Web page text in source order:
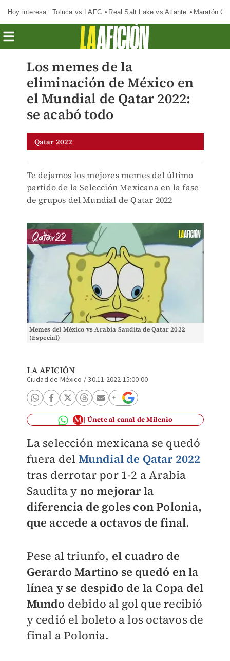
Hoy interesa: Toluca vs LAFC Real Salt Lake vs Atlante Maratón
Los memes de la
eliminación de México en
el Mundial de Qatar 2022:
se acabó todo
Qatar 2022
Te dejamos los mejores memes del último
partido de la Selección Mexicana en la fase
de grupos del Mundial de Qatar 2022
Memes del México vs Arabia Saudita de Qatar 2022
(Especial)
LA AFICIÓN
Ciudad de México /30.11.2022 15:00:00
Únete al canal de Milenio
La selección mexicana se quedó
fuera del Mundial de Qatar 2022
tras derrotar por 1-2 a Arabia
Saudita y no mejorar la
diferencia de goles con Polonia,
que accede a octavos de final.
Pese al triunfo, el cuadro de
Gerardo Martino se quedó en la
línea y se despido de la Copa del
Mundo debido al gol que recibió
y cedió el boleto a los octavos de
final a Polonia.